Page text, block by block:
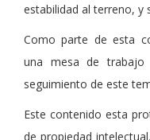
estabilidad al terreno, y
Como parte de esta
una mesa de
seguimiento de este
Este contenido esta
de propiedad